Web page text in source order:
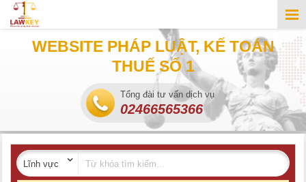
WEBSITE PHÁP LUẬT, KẾ TOÁN
THUẾ SỐ 1
Tổng đài tư vấn dịch vụ
02466565366